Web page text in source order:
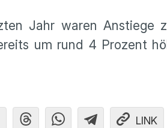
Jahr waren Anstiege
um rund 4 Prozent
LINK